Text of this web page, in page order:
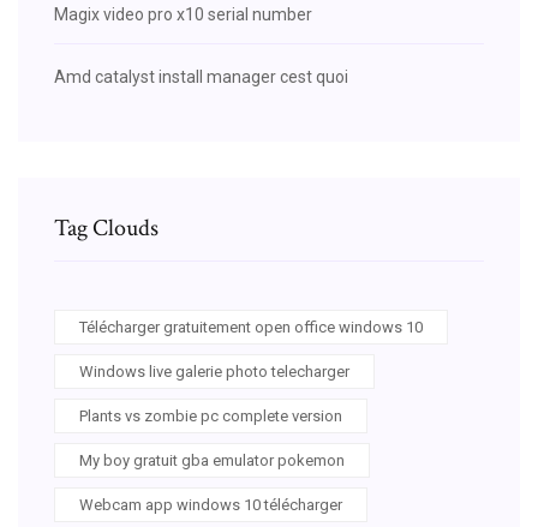
Magix video pro x10 serial number
Amd catalyst install manager cest quoi
Tag Clouds
Télécharger gratuitement open office windows 10
Windows live galerie photo telecharger
Plants vs zombie pc complete version
My boy gratuit gba emulator pokemon
Webcam app windows 10 télécharger